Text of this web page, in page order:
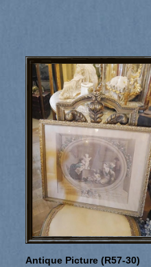
Antique Picture (R57-30)